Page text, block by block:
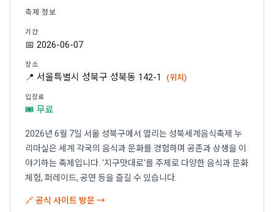
축제 정보
기간
📅 2026-06-07
장소
📍 서울특별시 성북구 성북동 142-1 (위치)
입장료
🎟 무료
2026년 6월 7일 서울 성북구에서 열리는 성북세계음식축제 누
리마실은 세계 각국의 음식과 문화를 경험하며 공존과 상생을 이
야기하는 축제입니다. '지구맛대로'를 주제로 다양한 음식과 문화
체험, 퍼레이드, 공연 등을 즐길 수 있습니다.
🔗 공식 사이트 방문 →